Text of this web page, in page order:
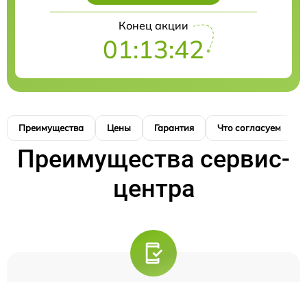
Конец акции
01:13:41
Преимущества Цены Гарантия Что согласуем
Преимущества сервис-
центра